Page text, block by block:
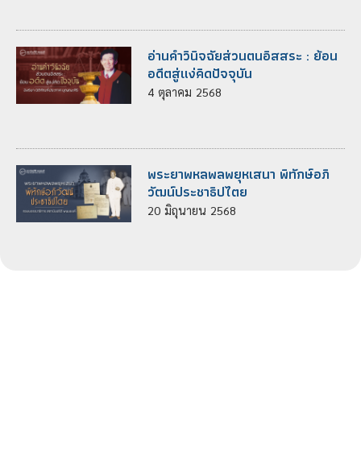
อ่านคำวินิจฉัยส่วนตนอิสสระ : ย้อน
อดีตสู่แง่คิดปัจจุบัน
4 ตุลาคม 2568
พระยาพหลพลพยุหเสนา พิทักษ์อภิ
วัฒน์ประชาธิปไตย
20 มิถุนายน 2568